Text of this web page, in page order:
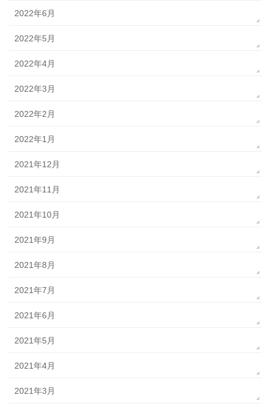
2022年6月
2022年5月
2022年4月
2022年3月
2022年2月
2022年1月
2021年12月
2021年11月
2021年10月
2021年9月
2021年8月
2021年7月
2021年6月
2021年5月
2021年4月
2021年3月